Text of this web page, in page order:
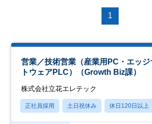
1
営業／技術営業（産業用PC・エッジ
トウェアPLC）（Growth Biz課）
株式会社立花エレテック
正社員採用 土日祝休み 休日120日以上